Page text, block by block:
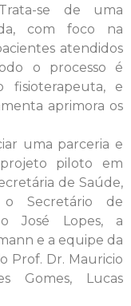
se de uma
com foco na
atendidos
o processo é
fisioterapeuta, e
aprimora os
uma parceria e
piloto em
de Saúde,
o Secretário de
José Lopes, a
e a equipe da
Prof. Dr. Mauricio
Gomes, Lucas